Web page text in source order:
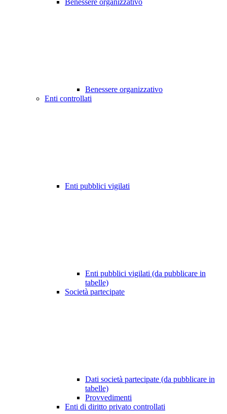
Benessere organizzativo
Benessere organizzativo
Enti controllati
Enti pubblici vigilati
Enti pubblici vigilati (da pubblicare in
tabelle)
Società partecipate
Dati società partecipate (da pubblicare in
tabelle)
Provvedimenti
Enti di diritto privato controllati